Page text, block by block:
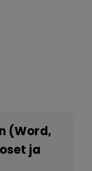
(Word,
ja